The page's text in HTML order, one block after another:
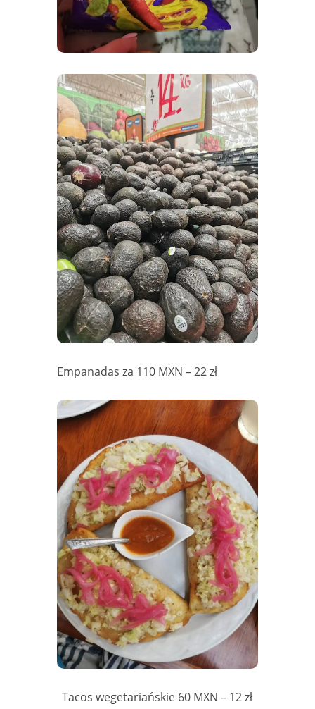
Empanadas za 110 MXN – 22 zł
Tacos wegetariańskie 60 MXN – 12 zł